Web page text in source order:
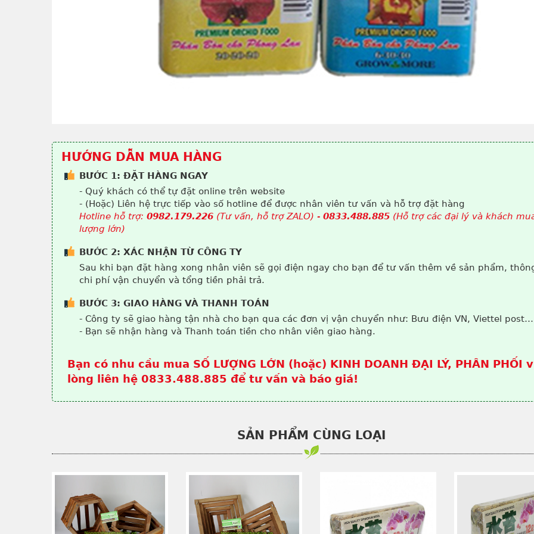
HƯỚNG DẪN MUA HÀNG
BƯỚC 1: ĐẶT HÀNG NGAY
- Quý khách có thể tự đặt online trên website
- (Hoặc) Liên hệ trực tiếp vào số hotline để được nhân viên tư vấn và hỗ trợ đặt hàng
Hotline hỗ trợ: 0982.179.226 (Tư vấn, hỗ trợ ZALO) - 0833.488.885 (Hỗ trợ các đại lý và khách
lượng lớn)
BƯỚC 2: XÁC NHẬN TỪ CÔNG TY
Sau khi bạn đặt hàng xong nhân viên sẽ gọi điện ngay cho bạn để tư vấn thêm về sản phẩm,
chi phí vận chuyển và tổng tiền phải trả.
BƯỚC 3: GIAO HÀNG VÀ THANH TOÁN
- Công ty sẽ giao hàng tận nhà cho bạn qua các đơn vị vận chuyển như: Bưu điện VN, Viettel post…
- Bạn sẽ nhận hàng và Thanh toán tiền cho nhân viên giao hàng.
Bạn có nhu cầu mua SỐ LƯỢNG LỚN (hoặc) KINH DOANH ĐẠI LÝ, PHÂN PHỐI
lòng liên hệ 0833.488.885 để tư vấn và báo giá!
SẢN PHẨM CÙNG LOẠI